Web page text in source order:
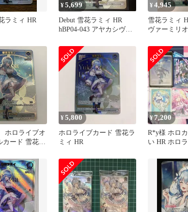
ラミィ HR
¥5,699
Debut 雪花ラミィ HR
hBP04-043 アヤカシヴァ
¥4,945
雪花ラミィ HR [アヤ
ヴァーミリ
ーム ホロカ
ホロライブオ
ード 雪花ラ
sy-07-oto】
¥5,800
ホロライブカード 雪花ラ
ミィ HR
¥7,200
R*y様 ホロ
い HR ホロ